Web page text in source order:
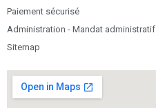
Paiement sécurisé
Administration - Mandat administratif
Sitemap